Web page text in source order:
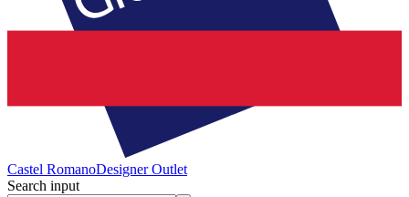
Castel RomanoDesigner Outlet
Search input